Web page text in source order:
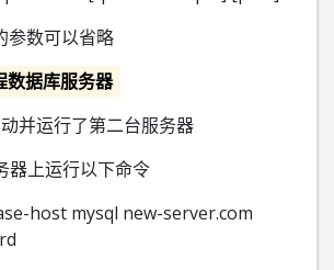
参数可以省略
数据库服务器
并运行了第二台服务器
器上运行以下命令
host mysql new-server.com